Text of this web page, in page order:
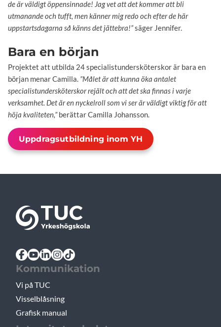
de är väldigt öppensinnade! Jag vet att det kommer att bli
utmanande och tufft, men känner mig redo och efter de här
uppstartsdagarna så känns det jättebra!”säger Jennifer.
Bara en början
Projektet att utbilda 24 specialistundersköterskor är bara en
början menar Camilla. ”Målet är att kunna öka antalet
specialistundersköterskor rejält och att det ska finnas i varje
verksamhet. Det är en nyckelroll som vi ser är väldigt viktig för att
höja kvaliteten,”berättar Camilla Johansson.
Uppdragsutbildning inom YH
Kommunikation
Vi på TUC
Visselblåsning
Grafisk manual